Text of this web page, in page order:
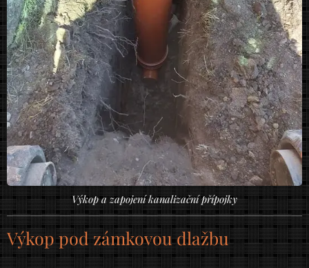
Výkop a zapojení kanalizační přípojky
Výkop pod zámkovou dlažbu